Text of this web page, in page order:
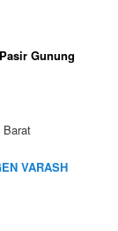
Gunung
Barat
VARASH